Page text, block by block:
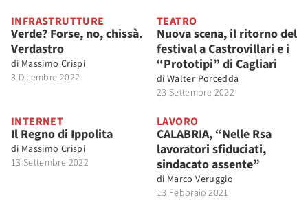
INFRASTRUTTURE
Verde? Forse, no, chissà.
Verdastro
di Massimo Crispi
3 Dicembre 2022
TEATRO
Nuova scena, il ritorno del
festival a Castrovillari e i
“Prototipi” di Cagliari
di Walter Porcedda
23 Settembre 2022
INTERNET
Il Regno di Ippolita
di Massimo Crispi
13 Settembre 2022
LAVORO
CALABRIA, “Nelle Rsa
lavoratori sfiduciati,
sindacato assente”
di Marco Veruggio
13 Febbraio 2021